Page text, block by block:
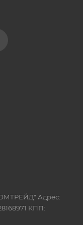
Адрес:
КПП: